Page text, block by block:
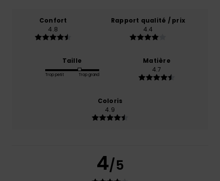
Confort
4.8
Rapport qualité / prix
4.4
Taille
Trop petit Trop grand
Matière
4.7
Coloris
4.9
4/5